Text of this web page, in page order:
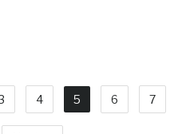
4 5 6 7